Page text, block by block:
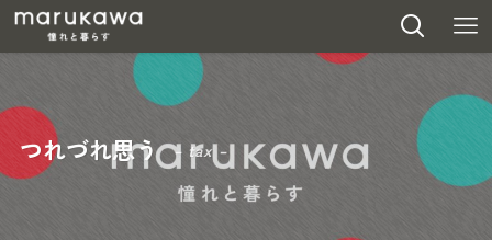
つれづれ思う – tax –